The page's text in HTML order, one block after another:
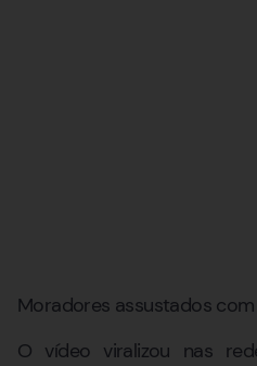
Moradores assustados
O vídeo viralizou nas